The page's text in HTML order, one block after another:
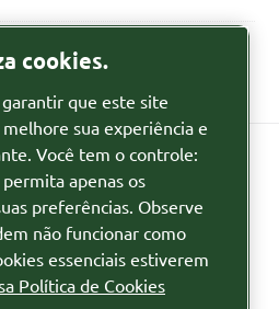
cookies.
que este site
sua experiência e
Você tem o controle:
apenas os
preferências. Observe
não funcionar como
essenciais estiverem
Política de Cookies